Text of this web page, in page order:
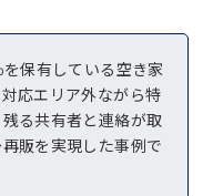
保有している空き家
応エリア外ながら特
る共有者と連絡が取
販を実現した事例で